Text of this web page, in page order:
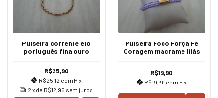
Pulseira corrente elo
português fina ouro
R$25,90
R$25,12 com Pix
2 x de R$12,95 sem juros
Pulseira Foco Força Fé
Coragem macrame lilás
R$19,90
R$19,30 com Pix